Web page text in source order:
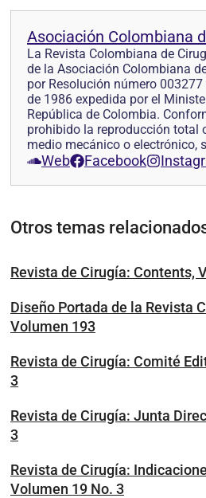
Asociación Colombiana
La Revista Colombiana de
de la Asociación Colombiana
por Resolución número
de 1986 expedida por el
República de Colombia.
prohibido la reproducción total
medio mecánico o electrónico,
Web Facebook
Otros temas
Revista de Cirugía: Contents,
Diseño Portada de la Revista
Volumen 193
Revista de Cirugía: Comité
3
Revista de Cirugía: Junta
3
Revista de Cirugía:
Volumen 19 No. 3